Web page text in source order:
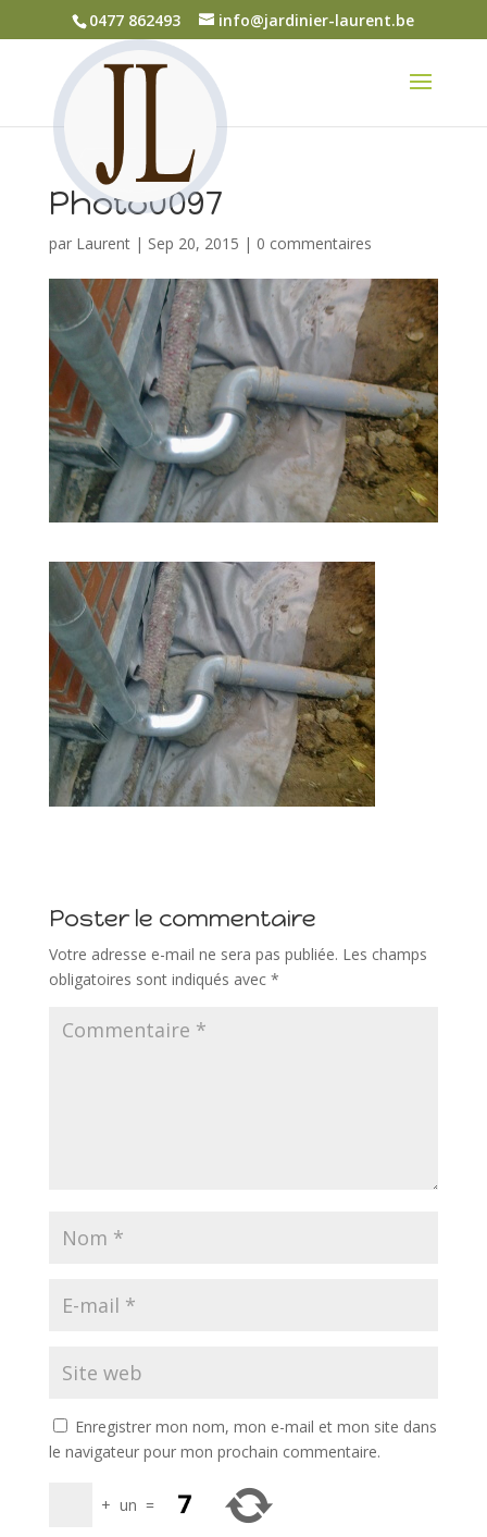
0477 862493 info@jardinier-laurent.be
Photo0097
par Laurent| Sep 20, 2015 | 0 commentaires
Poster le commentaire
Votre adresse e-mail ne sera pas publiée. Les champs
obligatoires sont indiqués avec *
Enregistrer mon nom, mon e-mail et mon site dans
le navigateur pour mon prochain commentaire.
+ un =